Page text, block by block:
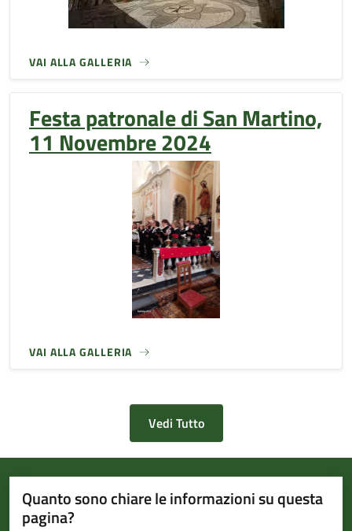
VAI ALLA GALLERIA
Festa patronale di San Martino,
11 Novembre 2024
VAI ALLA GALLERIA
Vedi Tutto
Quanto sono chiare le informazioni su questa
pagina?